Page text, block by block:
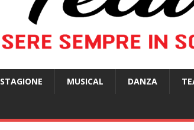
STAGIONE MUSICAL DANZA